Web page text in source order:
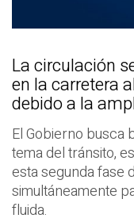
La circulación
en la carretera
debido a la
El Gobierno busca
tema del tránsito,
esta segunda fase
simultáneamente
fluida.